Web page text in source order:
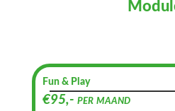
Fun & Play
€95,- per maand